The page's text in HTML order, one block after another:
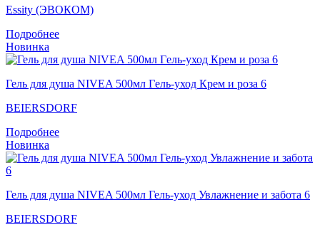
Essity (ЭВОКОМ)
Подробнее
Новинка
Гель для душа NIVEA 500мл Гeль-уход Крем и роза 6
BEIERSDORF
Подробнее
Новинка
Гель для душа NIVEA 500мл Гель-уход Увлажнение и забота 6
BEIERSDORF